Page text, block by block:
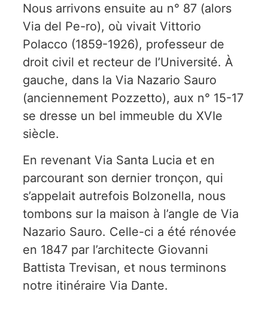
Nous arrivons ensuite au n° 87 (alors
Via del Pe-ro), où vivait Vittorio
Polacco (1859-1926), professeur de
droit civil et recteur de l’Université. À
gauche, dans la Via Nazario Sauro
(anciennement Pozzetto), aux n° 15-17
se dresse un bel immeuble du XVIe
siècle.
En revenant Via Santa Lucia et en
parcourant son dernier tronçon, qui
s’appelait autrefois Bolzonella, nous
tombons sur la maison à l’angle de Via
Nazario Sauro. Celle-ci a été rénovée
en 1847 par l’architecte Giovanni
Battista Trevisan, et nous terminons
notre itinéraire Via Dante.